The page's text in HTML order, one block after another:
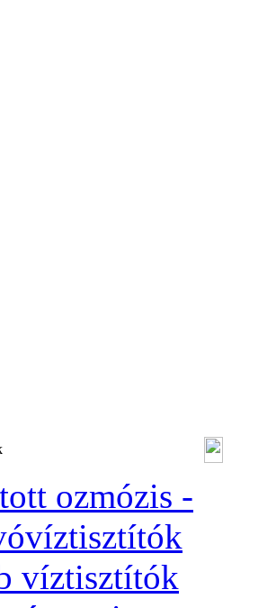
ozmózis -
víztisztítók